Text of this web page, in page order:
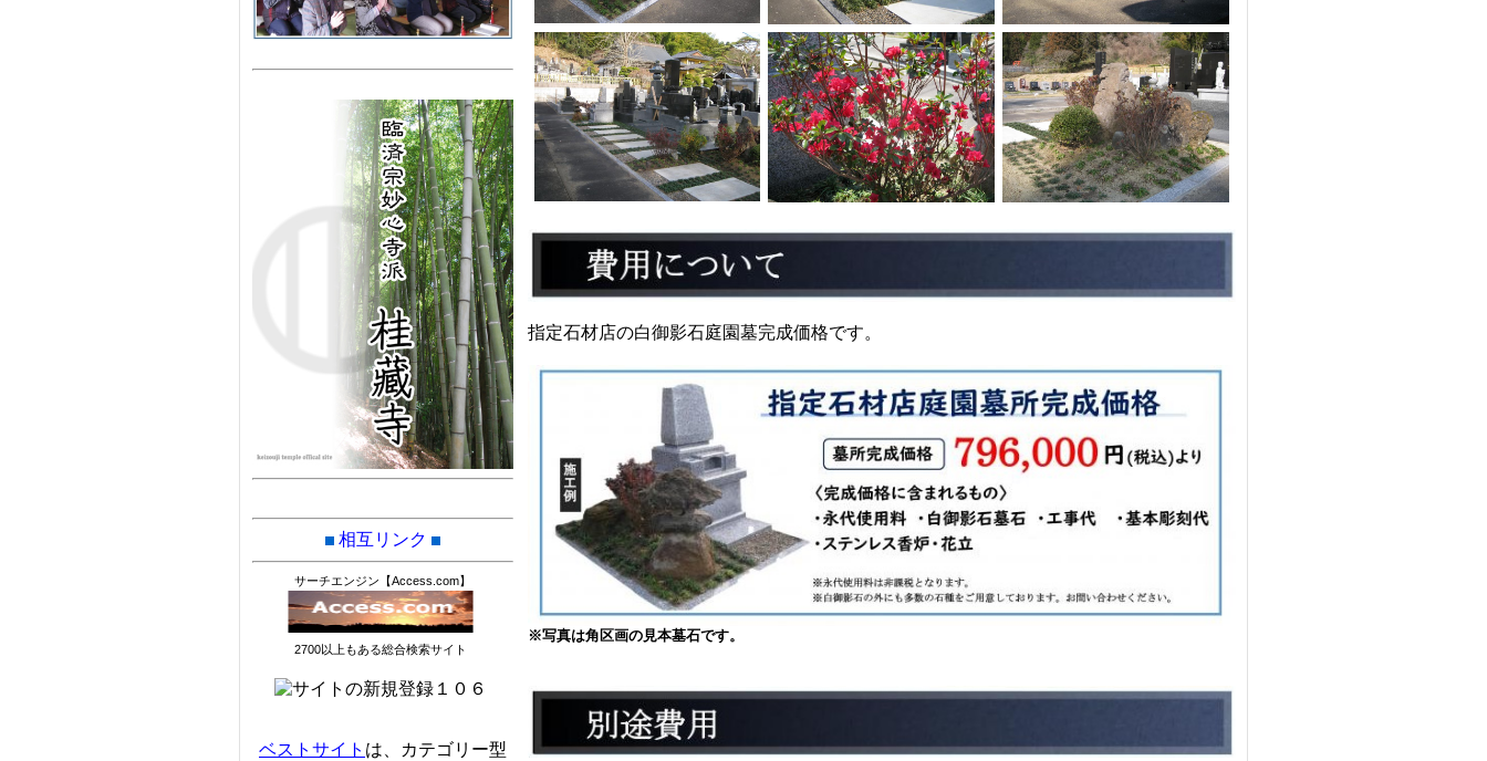
指定石材店の白御影石庭園墓完成価格です。
※写真は角区画の見本墓石です。
相互リンク
サーチエンジン【Access.com】
2700以上もある総合検索サイト
ベストサイト は、カテゴリー型